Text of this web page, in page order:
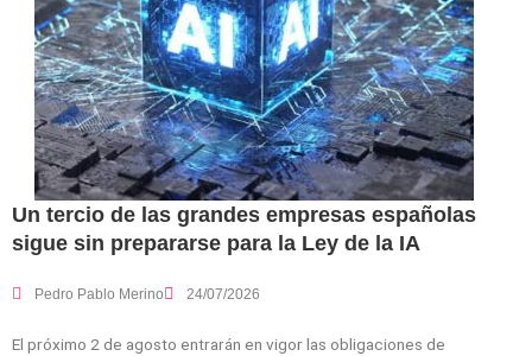
Un tercio de las grandes empresas españolas
sigue sin prepararse para la Ley de la IA
Pedro Pablo Merino 24/07/2026
El próximo 2 de agosto entrarán en vigor las obligaciones de